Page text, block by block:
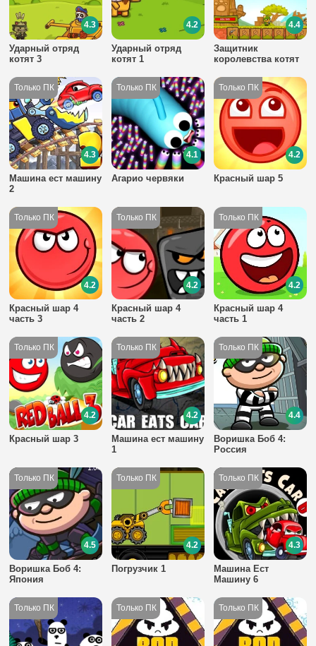
Ударный отряд
котят 3
4.3
Ударный отряд
котят 1
4.2
Защитник
королевства котят
4.4
Машина ест машину
2
4.3
Агарио червяки
4.1
Красный шар 5
4.2
Красный шар 4
часть 3
4.2
Красный шар 4
часть 2
4.2
Красный шар 4
часть 1
4.2
Красный шар 3
4.2
Машина ест машину
1
4.2
Воришка Боб 4:
Россия
4.4
Воришка Боб 4:
Япония
4.5
Погрузчик 1
4.2
Машина Ест
Машину 6
4.3